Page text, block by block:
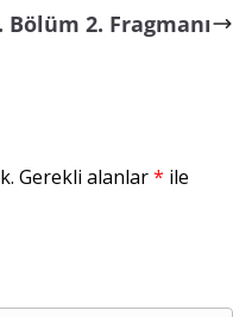
Bölüm 2. Fragmanı
Gerekli alanlar* ile